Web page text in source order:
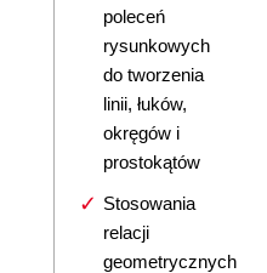
poleceń
rysunkowych
do tworzenia
linii, łuków,
okręgów i
prostokątów
Stosowania
relacji
geometrycznych